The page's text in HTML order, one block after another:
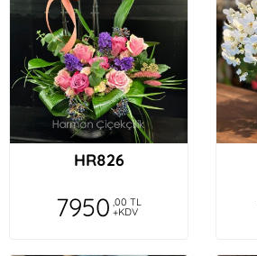
HR826
7950 ,00 TL
+KDV